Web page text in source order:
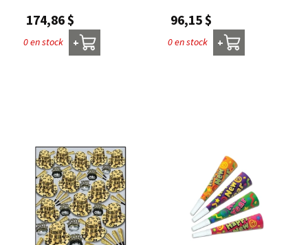
174,86 $
0 en stock +
96,15 $
0 en stock +